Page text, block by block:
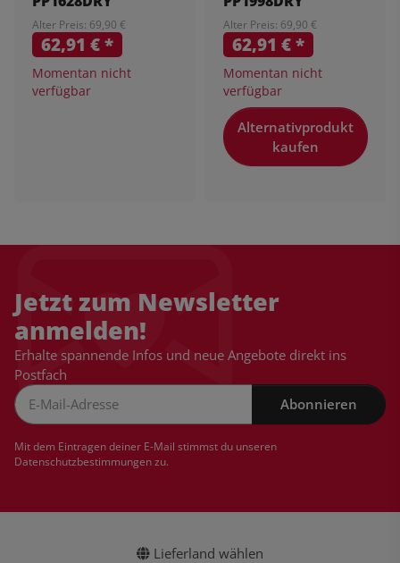
Alter Preis: 69,90 €
62,91 €*
Momentan nicht
verfügbar
Alter Preis: 69,90 €
62,91 €*
Momentan nicht
verfügbar
Alternativprodukt
kaufen
Jetzt zum Newsletter
anmelden!
Erhalte spannende Infos und neue Angebote direkt ins
Postfach
Abonnieren
Mit dem Eintragen deiner E-Mail stimmst du unseren
Datenschutzbestimmungenzu.
Lieferland wählen